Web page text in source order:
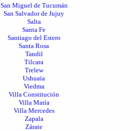
San Miguel de Tucumán
San Salvador de Jujuy
Salta
Santa Fe
Santiago del Estero
Santa Rosa
Tandil
Tilcara
Trelew
Ushuaïa
Viedma
Villa Constitución
Villa María
Villa Mercedes
Zapala
Zárate